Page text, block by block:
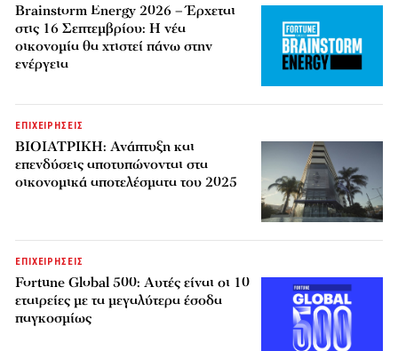
Brainstorm Energy 2026 – Έρχεται
στις 16 Σεπτεμβρίου: Η νέα
οικονομία θα χτιστεί πάνω στην
ενέργεια
ΕΠΙΧΕΙΡΗΣΕΙΣ
ΒΙΟΙΑΤΡΙΚΗ: Ανάπτυξη και
επενδύσεις αποτυπώνονται στα
οικονομικά αποτελέσματα του 2025
ΕΠΙΧΕΙΡΗΣΕΙΣ
Fortune Global 500: Αυτές είναι οι 10
εταιρείες με τα μεγαλύτερα έσοδα
παγκοσμίως